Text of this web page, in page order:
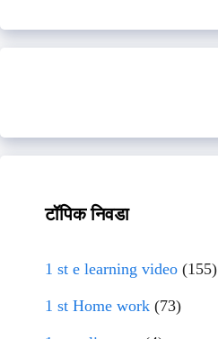
टॉपिक निवडा
1 st e learning video (155)
1 st Home work (73)